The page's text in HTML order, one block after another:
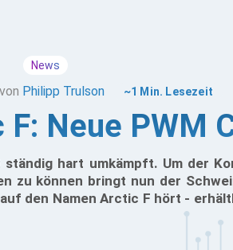
News
Philipp Trulson ~1 Min. Lesezeit
Neue PWM
hart umkämpft. Um der
zu können bringt nun der
den Namen Arctic F hört -